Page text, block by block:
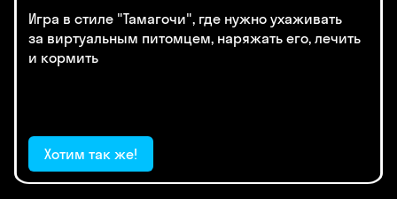
Игра в стиле "Тамагочи", где нужно ухаживать
за виртуальным питомцем, наряжать его, лечить
и кормить
Хотим так же!